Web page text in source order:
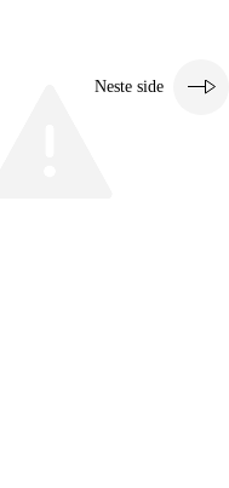
Neste side